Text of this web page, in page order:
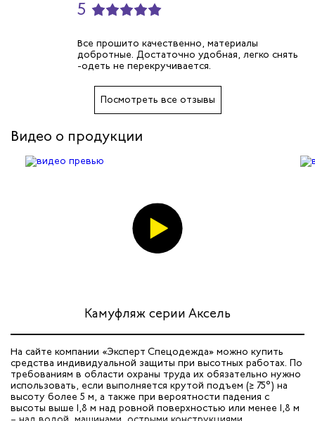
5
Все прошито качественно, материалы
добротные. Достаточно удобная, легко снять
-одеть не перекручивается.
Посмотреть все отзывы
Видео о продукции
Камуфляж серии Аксель
На сайте компании «Эксперт Спецодежда» можно купить
средства индивидуальной защиты при высотных работах. По
требованиям в области охраны труда их обязательно нужно
использовать, если выполняется крутой подъем (≥ 75°) на
высоту более 5 м, а также при вероятности падения с
высоты выше 1,8 м над ровной поверхностью или менее 1,8 м